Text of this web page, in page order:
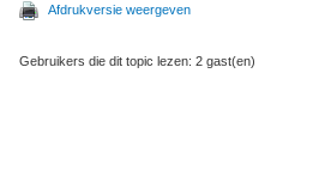
Afdrukversie weergeven
Gebruikers die dit topic lezen: 2 gast(en)